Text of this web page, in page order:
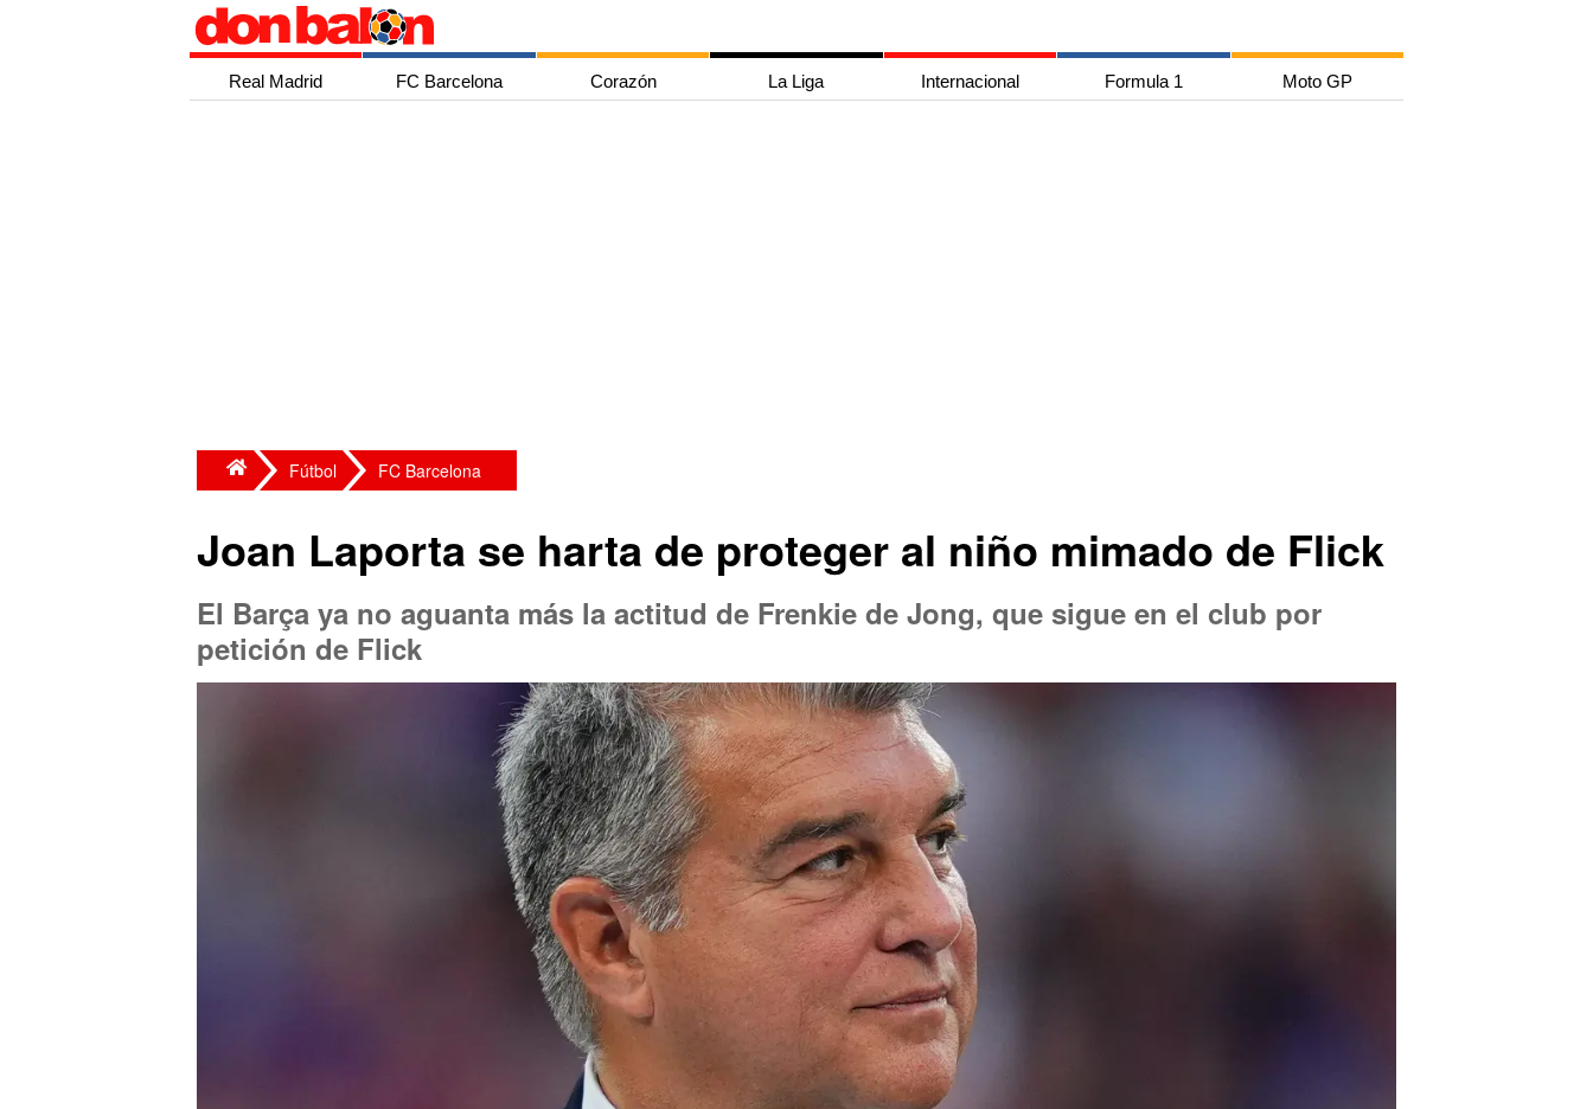
Real Madrid FC Barcelona Corazón La Liga Internacional Formula 1 Moto GP
Fútbol FC Barcelona
Joan Laporta se harta de proteger al niño mimado de Flick
El Barça ya no aguanta más la actitud de Frenkie de Jong, que sigue en el club por
petición de Flick